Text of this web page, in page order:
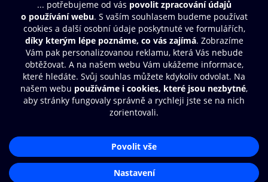
Obsah ke stažení
Moje O2 Knihovna
Další zábava
© O2 Czech Republic a.s.
Zásady zpracování osobních údajůAplikace O2 Knihovna
Čti a poslouchej své e-knihy a